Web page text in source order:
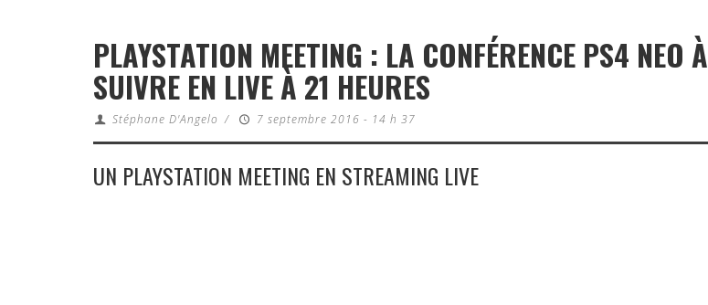
PLAYSTATION MEETING : LA CONFÉRENCE PS4 NEO À
SUIVRE EN LIVE À 21 HEURES
Stéphane D'Angelo / 7 septembre 2016 - 14 h 37
UN PLAYSTATION MEETING EN STREAMING LIVE